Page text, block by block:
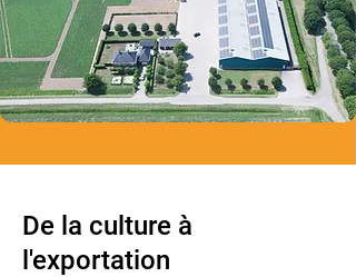
De la culture à
l'exportation